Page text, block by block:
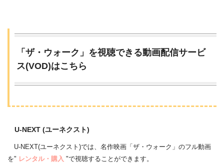
「ザ・ウォーク」を視聴できる動画配信サービ
ス(VOD)はこちら
U-NEXT (ユーネクスト)
U-NEXT(ユーネクスト)では、名作映画「ザ・ウォーク」のフル動画
を" レンタル・購入 "で視聴することができます。